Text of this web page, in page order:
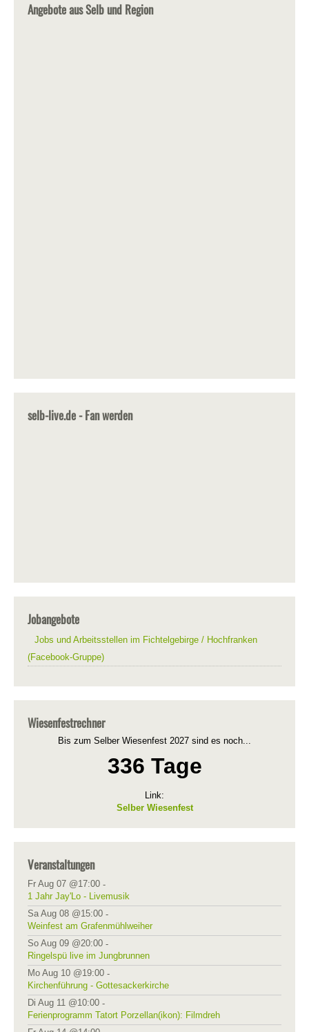
Angebote aus Selb und Region
selb-live.de - Fan werden
Jobangebote
Jobs und Arbeitsstellen im Fichtelgebirge / Hochfranken
(Facebook-Gruppe)
Wiesenfestrechner
Bis zum Selber Wiesenfest 2027 sind es noch...
336 Tage
Link:
Selber Wiesenfest
Veranstaltungen
Fr Aug 07 @17:00 -
1 Jahr Jay'Lo - Livemusik
Sa Aug 08 @15:00 -
Weinfest am Grafenmühlweiher
So Aug 09 @20:00 -
Ringelspü live im Jungbrunnen
Mo Aug 10 @19:00 -
Kirchenführung - Gottesackerkirche
Di Aug 11 @10:00 -
Ferienprogramm Tatort Porzellan(ikon): Filmdreh